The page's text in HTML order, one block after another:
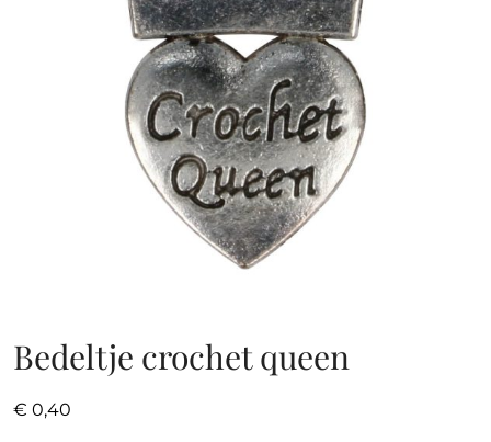
Bedeltje crochet queen
€ 0,40